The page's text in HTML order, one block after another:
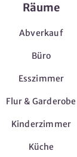
Räume
Abverkauf
Büro
Esszimmer
Flur & Garderobe
Kinderzimmer
Küche